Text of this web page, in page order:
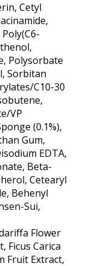
Cetyl
Polysorbate
Sorbitan
C10-30
VP
(0.1%),
Gum,
EDTA,
Beta-
Cetearyl
Behenyl
Sui,
Flower
Ficus Carica
Fruit Extract,